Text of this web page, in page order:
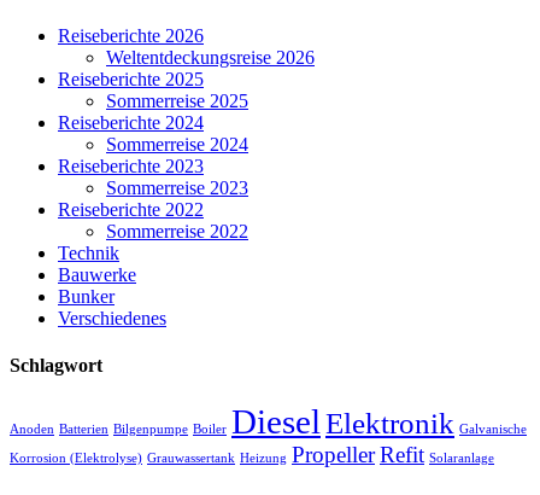
Reiseberichte 2026
Weltentdeckungsreise 2026
Reiseberichte 2025
Sommerreise 2025
Reiseberichte 2024
Sommerreise 2024
Reiseberichte 2023
Sommerreise 2023
Reiseberichte 2022
Sommerreise 2022
Technik
Bauwerke
Bunker
Verschiedenes
Schlagwort
Anoden Batterien Bilgenpumpe Boiler Diesel Elektronik Galvanische
Korrosion (Elektrolyse) Grauwassertank Heizung PropellerRefit Solaranlage